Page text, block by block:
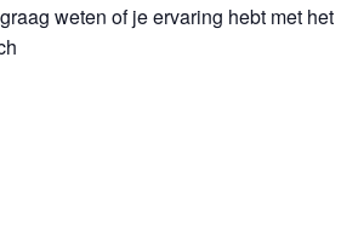
weten of je ervaring hebt met het